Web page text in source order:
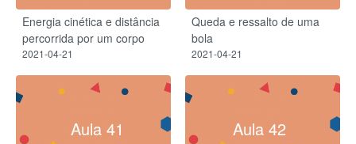
Energia cinética e distância
percorrida por um corpo
2021-04-21
Queda e ressalto de uma
bola
2021-04-21
Aula 41 Aula 42